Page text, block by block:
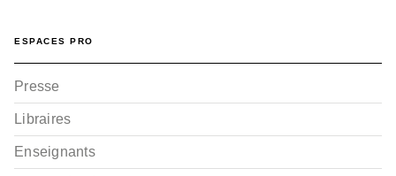
ESPACES PRO
Presse
Libraires
Enseignants